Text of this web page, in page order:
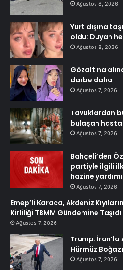
Ağustos 8, 2026
Yurt dışına
oldu: Duyan
Ağustos 8, 2026
Gözaltına
darbe daha
Ağustos 7, 2026
Tavuklardan
bulaşan
Ağustos 7, 2026
Bahçeli’den
partiyle ilgili ilk
hazine
Ağustos 7, 2026
Emep’li Karaca, Akdeniz
Kirliliği TBMM Gündemine Taşıdı
Ağustos 7, 2026
Trump: İran’la
Hürmüz
Ağustos 7, 2026